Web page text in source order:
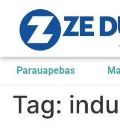
Parauapebas
Tag: